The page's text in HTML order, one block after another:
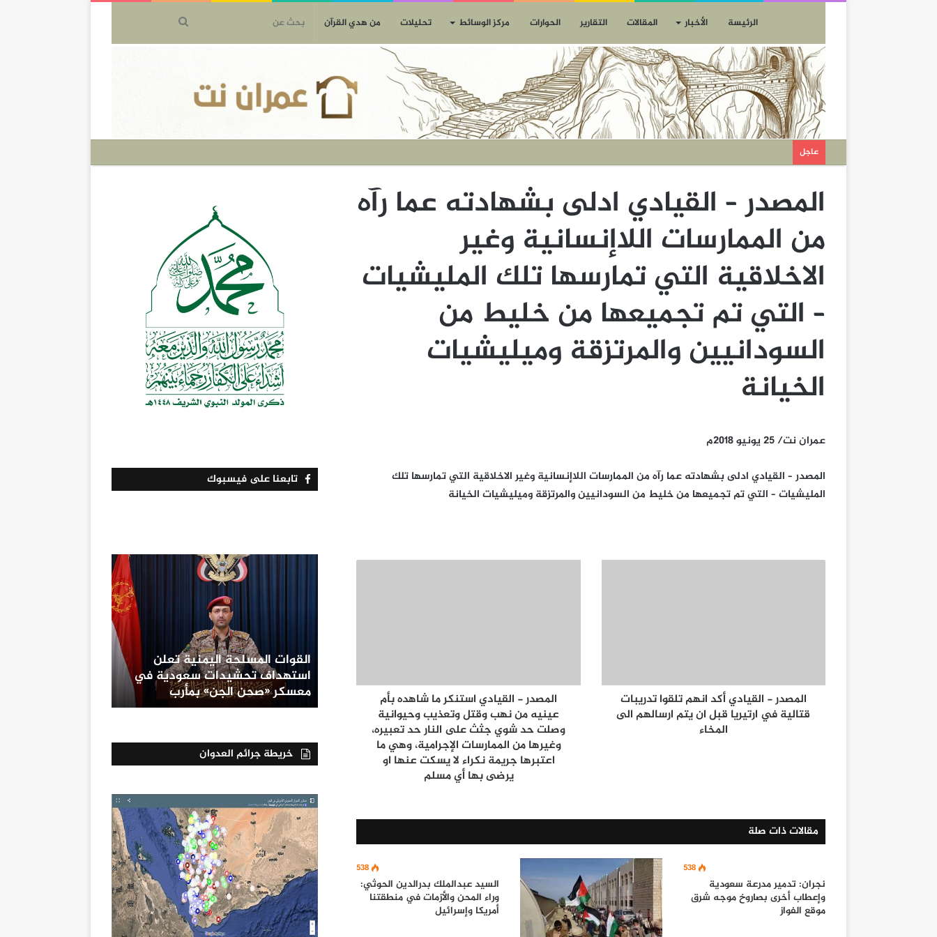
الرئيسة الأخبار المقالات التقارير الحوارات مركز الوسائط تحليلات من هدي القرآن
عاجل
المصدر – القيادي ادلى بشهادته عما رآه
من الممارسات اللاإنسانية وغير
الاخلاقية التي تمارسها تلك المليشيات
– التي تم تجميعها من خليط من
السودانيين والمرتزقة وميليشيات
الخيانة
عمران نت/ 25 يونيو 2018م
المصدر – القيادي ادلى بشهادته عما رآه من الممارسات اللاإنسانية وغير الاخلاقية التي تمارسها تلك
المليشيات – التي تم تجميعها من خليط من السودانيين والمرتزقة وميليشيات الخيانة
المصدر - القيادي أكد انهم تلقوا تدريبات
قتالية في ارتيريا قبل ان يتم ارسالهم الى
المخاء
المصدر - القيادي استنكر ما شاهده بأم
عينيه من نهب وقتل وتعذيب وحيوانية
وصلت حد شوي جثث على النار حد تعبيره،
وغيرها من الممارسات الإجرامية، وهي ما
اعتبرها جريمة نكراء لا يسكت عنها او
يرضى بها أي مسلم
مقالات ذات صلة
538
نجران: تدمير مدرعة سعودية
وإعطاب أخرى بصاروخ موجه شرق
موقع الفواز
538
السيد عبدالملك بدرالدين الحوثي:
وراء المحن والأزمات في منطقتنا
أمريكا وإسرائيل
تابعنا على فيسبوك
القوات المسلحة اليمنية تعلن
استهداف تحشيدات سعودية في
معسكر «صحن الجن» بمأرب
خريطة جرائم العدوان